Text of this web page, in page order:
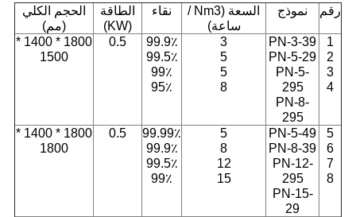
رقم
نموذج
السعة (Nm3 /
ساعة)
نقاء
الطاقة
(KW)
الحجم الكلي
(مم)
1
2
3
4
PN-3-39
PN-5-29
PN-5-
295
PN-8-
295
3
5
5
8
99.9٪
99.5٪
99٪
95٪
0.5
1800 * 1400 *
1500
5
6
7
8
PN-5-49
PN-8-39
PN-12-
295
PN-15-
29
5
8
12
15
99.99٪
99.9٪
99.5٪
99٪
0.5
1800 * 1400 *
1800